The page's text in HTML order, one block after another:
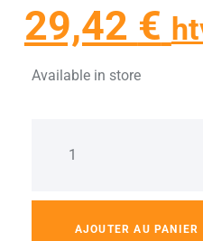
29,42 €
Available in store
AJOUTER AU PANIER